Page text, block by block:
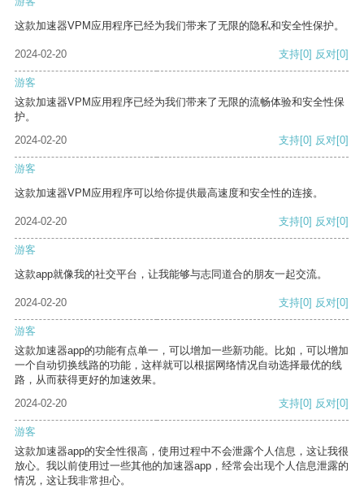
这款加速器VPM应用程序已经为我们带来了无限的隐私和安全性保护。
2024-02-20 支持[0] 反对[0]
游客
这款加速器VPM应用程序已经为我们带来了无限的流畅体验和安全性保
护。
2024-02-20
支持[0] 反对[0]
游客
这款加速器VPM应用程序可以给你提供最高速度和安全性的连接。
2024-02-20 支持[0] 反对[0]
游客
这款app就像我的社交平台，让我能够与志同道合的朋友一起交流。
2024-02-20 支持[0] 反对[0]
游客
这款加速器app的功能有点单一，可以增加一些新功能。比如，可以增加
一个自动切换线路的功能，这样就可以根据网络情况自动选择最优的线
路，从而获得更好的加速效果。
2024-02-20
支持[0] 反对[0]
游客
这款加速器app的安全性很高，使用过程中不会泄露个人信息，这让我很
放心。我以前使用过一些其他的加速器app，经常会出现个人信息泄露的
情况，这让我非常担心。